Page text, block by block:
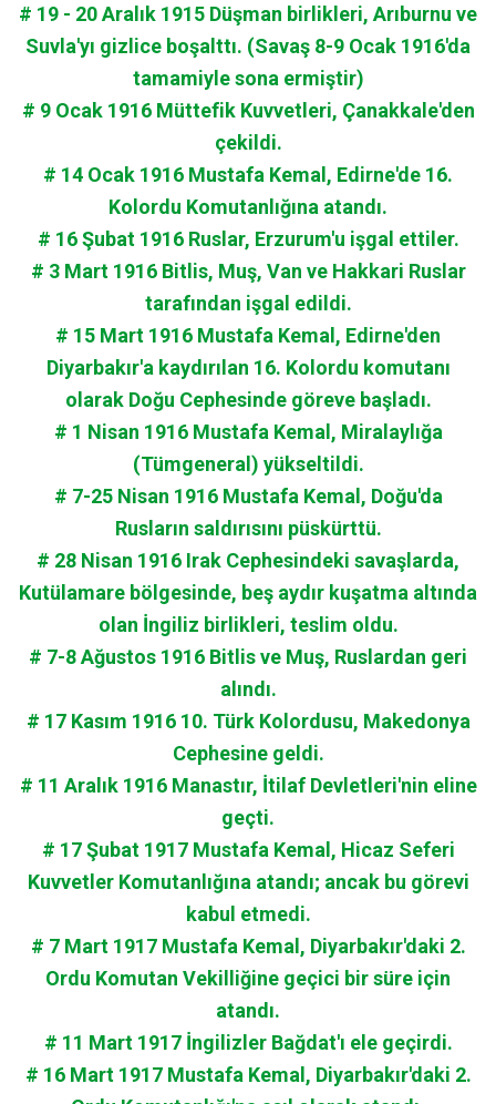
# 19 - 20 Aralık 1915 Düşman birlikleri, Arıburnu ve
Suvla'yı gizlice boşalttı. (Savaş 8-9 Ocak 1916'da
tamamiyle sona ermiştir)
# 9 Ocak 1916 Müttefik Kuvvetleri, Çanakkale'den
çekildi.
# 14 Ocak 1916 Mustafa Kemal, Edirne'de 16.
Kolordu Komutanlığına atandı.
# 16 Şubat 1916 Ruslar, Erzurum'u işgal ettiler.
# 3 Mart 1916 Bitlis, Muş, Van ve Hakkari Ruslar
tarafından işgal edildi.
# 15 Mart 1916 Mustafa Kemal, Edirne'den
Diyarbakır'a kaydırılan 16. Kolordu komutanı
olarak Doğu Cephesinde göreve başladı.
# 1 Nisan 1916 Mustafa Kemal, Miralaylığa
(Tümgeneral) yükseltildi.
# 7-25 Nisan 1916 Mustafa Kemal, Doğu'da
Rusların saldırısını püskürttü.
# 28 Nisan 1916 Irak Cephesindeki savaşlarda,
Kutülamare bölgesinde, beş aydır kuşatma altında
olan İngiliz birlikleri, teslim oldu.
# 7-8 Ağustos 1916 Bitlis ve Muş, Ruslardan geri
alındı.
# 17 Kasım 1916 10. Türk Kolordusu, Makedonya
Cephesine geldi.
# 11 Aralık 1916 Manastır, İtilaf Devletleri'nin eline
geçti.
# 17 Şubat 1917 Mustafa Kemal, Hicaz Seferi
Kuvvetler Komutanlığına atandı; ancak bu görevi
kabul etmedi.
# 7 Mart 1917 Mustafa Kemal, Diyarbakır'daki 2.
Ordu Komutan Vekilliğine geçici bir süre için
atandı.
# 11 Mart 1917 İngilizler Bağdat'ı ele geçirdi.
# 16 Mart 1917 Mustafa Kemal, Diyarbakır'daki 2.